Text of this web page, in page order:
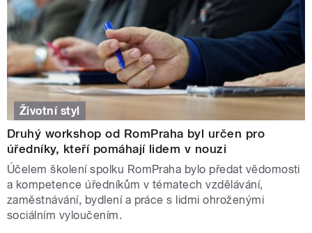
Životní styl
Druhý workshop od RomPraha byl určen pro
úředníky, kteří pomáhají lidem v nouzi
Účelem školení spolku RomPraha bylo předat vědomosti
a kompetence úředníkům v tématech vzdělávání,
zaměstnávání, bydlení a práce s lidmi ohroženými
sociálním vyloučením.